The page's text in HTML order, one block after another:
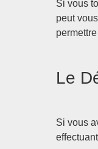
Si vous
peut
Le
Si vous